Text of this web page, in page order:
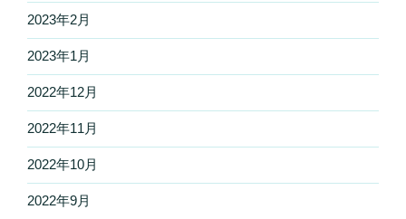
2023年2月
2023年1月
2022年12月
2022年11月
2022年10月
2022年9月